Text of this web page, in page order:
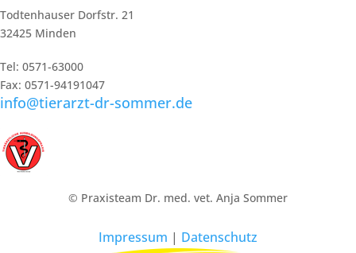
Todtenhauser Dorfstr. 21
32425 Minden
Tel: 0571-63000
Fax: 0571-94191047
info@tierarzt-dr-sommer.de
© Praxisteam Dr. med. vet. Anja Sommer
Impressum | Datenschutz